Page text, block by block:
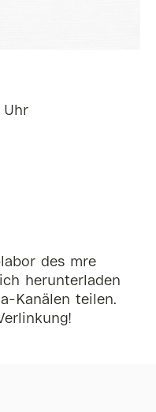
Uhr
des mre
herunterladen
Kanälen teilen.